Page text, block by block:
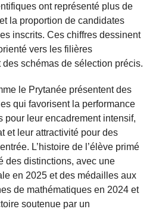
ont représenté plus de
la proportion de candidates
inscrits. Ces chiffres dessinent
vers les filières
schémas de sélection précis.
le Prytanée présentent des
qui favorisent la performance
pour leur encadrement intensif,
et leur attractivité pour des
L’histoire de l’élève primé
des distinctions, avec une
en 2025 et des médailles aux
de mathématiques en 2024 et
soutenue par un